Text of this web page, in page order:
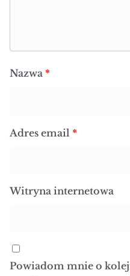
Nazwa *
Adres email *
Witryna internetowa
Powiadom mnie o